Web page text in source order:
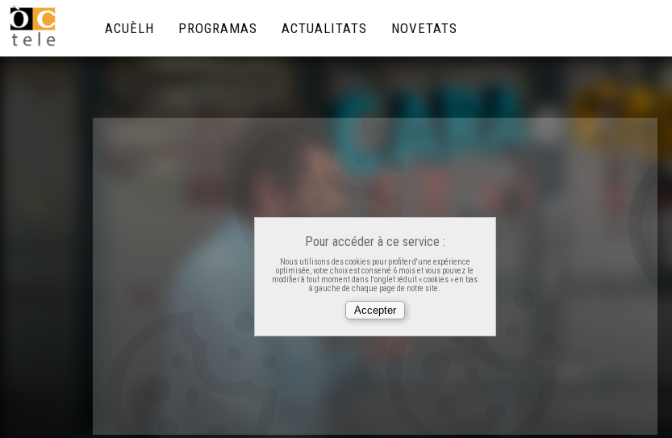
ACUÈLH PROGRAMAS ACTUALITATS NOVETATS
Pour accéder à ce service :
Nous utilisons des cookies pour profiter d'une expérience
optimisée, votre choix est conservé 6 mois et vous pouvez le
modifier à tout moment dans l'onglet réduit « cookies » en bas
à gauche de chaque page de notre site.